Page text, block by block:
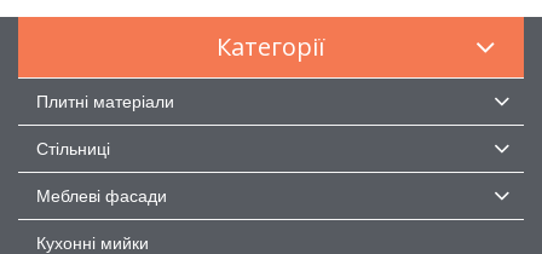
Категорії
Плитні матеріали
Стільниці
Меблеві фасади
Кухонні мийки